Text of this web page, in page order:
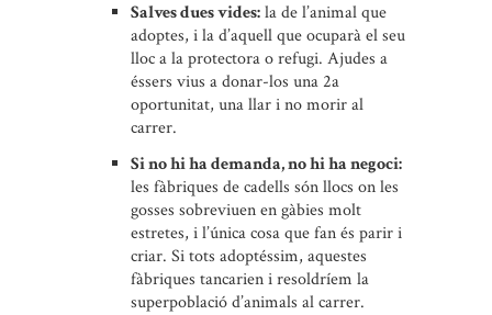
Salves dues vides:la de l’animal que
adoptes, i la d’aquell que ocuparà el seu
lloc a la protectora o refugi. Ajudes a
éssers vius a donar-los una 2a
oportunitat, una llar i no morir al
carrer.
Si no hi ha demanda, no hi ha negoci:
les fàbriques de cadells són llocs on les
gosses sobreviuen en gàbies molt
estretes, i l’única cosa que fan és parir i
criar. Si tots adoptéssim, aquestes
fàbriques tancarien i resoldríem la
superpoblació d’animals al carrer.